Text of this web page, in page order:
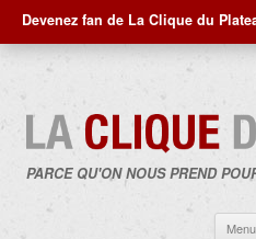
Devenez fan de La Clique du
PARCE QU'ON NOUS PREND
Menu